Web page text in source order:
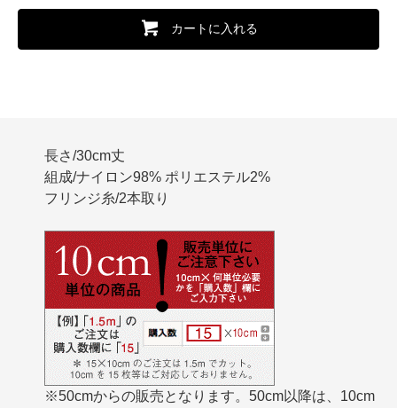
カートに入れる
長さ/30cm丈
組成/ナイロン98% ポリエステル2%
フリンジ糸/2本取り
※50cmからの販売となります。50cm以降は、10cm